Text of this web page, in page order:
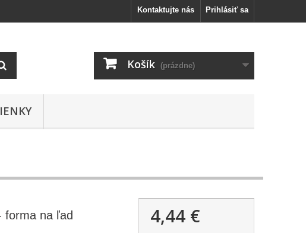
Prihlásiť sa
Kontaktujte nás
Košík (prázdne)
forma na ľad 4,44 €